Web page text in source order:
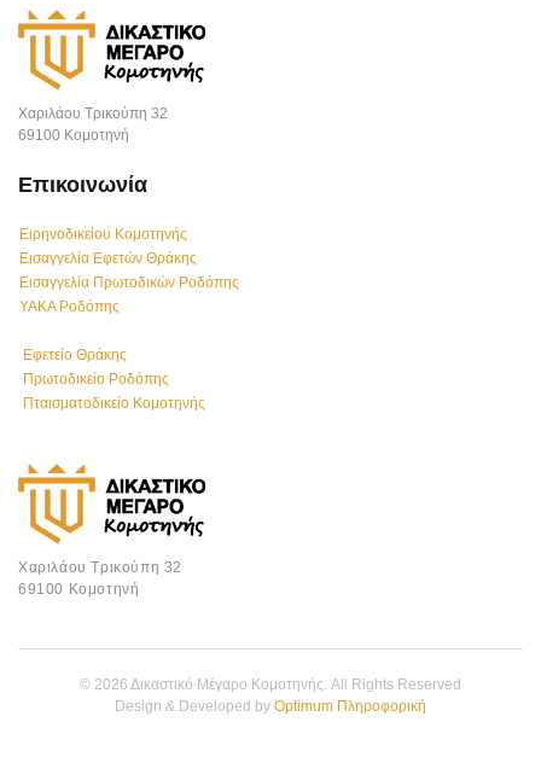
Χαριλάου Τρικούπη 32
69100 Κομοτηνή
Επικοινωνία
Ειρηνοδικείου Κομοτηνής
Εισαγγελία Εφετών Θράκης
Εισαγγελία Πρωτοδικών Ροδόπης
ΥΑΚΑ Ροδόπης
Εφετείο Θράκης
Πρωτοδικείο Ροδόπης
Πταισματοδικείο Κομοτηνής
Χαριλάου Τρικούπη 32
69100 Κομοτηνή
© 2026 Δικαστικό Μέγαρο Κομοτηνής. All Rights Reserved
Design & Developed by Optimum Πληροφορική